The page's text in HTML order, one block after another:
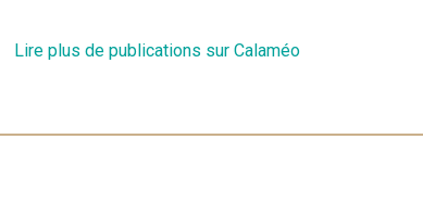
Lire plus de publications sur Calaméo